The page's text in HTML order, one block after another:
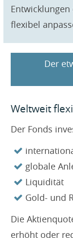
flexibel
Der
Weltweit
Der Fonds
globale
Liquidität
Gold- und
Die
erhöht oder